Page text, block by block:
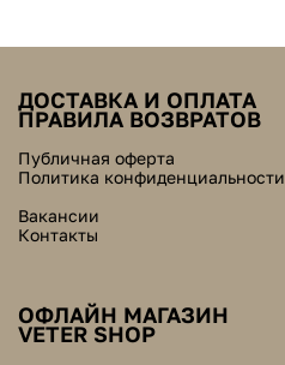
ДОСТАВКА И ОПЛАТА
ПРАВИЛА ВОЗВРАТОВ
Публичная оферта
Политика конфиденциальности
Вакансии
Контакты
ОФЛАЙН МАГАЗИН
VETER SHOP